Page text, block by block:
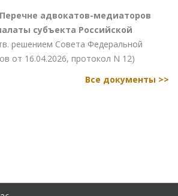
адвокатов-медиаторов
субъекта Российской
решением Совета Федеральной
от 16.04.2026, протокол N 12)
Все документы >>